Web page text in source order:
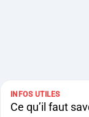
INFOS UTILES
Ce qu’il faut